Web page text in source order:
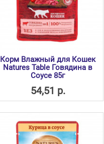
Корм Влажный для Кошек
Natures Table Говядина в
Соусе 85г
54,51 р.